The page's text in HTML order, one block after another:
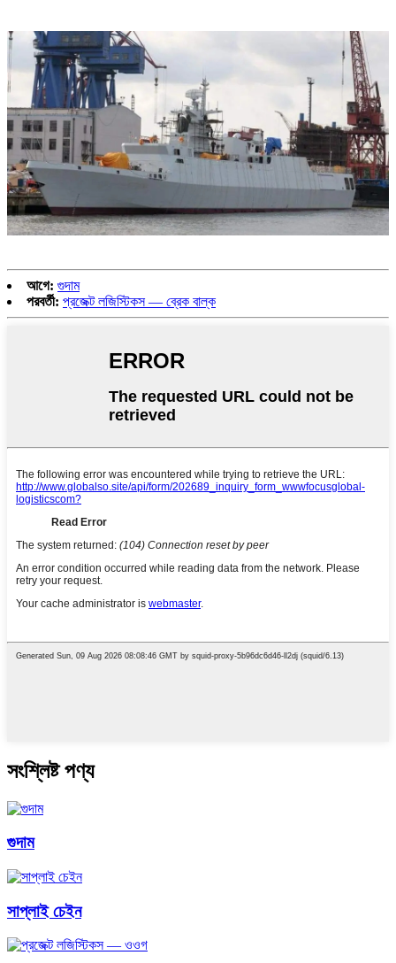
আগে: গুদাম
পরবর্তী: প্রজেক্ট লজিস্টিকস — ব্রেক বাল্ক
সংশ্লিষ্ট পণ্য
গুদাম
সাপ্লাই চেইন